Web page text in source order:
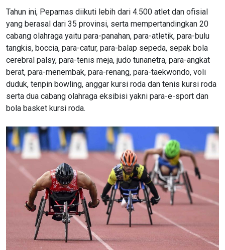
Tahun ini, Peparnas diikuti lebih dari 4.500 atlet dan ofisial
yang berasal dari 35 provinsi, serta mempertandingkan 20
cabang olahraga yaitu para-panahan, para-atletik, para-bulu
tangkis, boccia, para-catur, para-balap sepeda, sepak bola
cerebral palsy, para-tenis meja, judo tunanetra, para-angkat
berat, para-menembak, para-renang, para-taekwondo, voli
duduk, tenpin bowling, anggar kursi roda dan tenis kursi roda
serta dua cabang olahraga eksibisi yakni para-e-sport dan
bola basket kursi roda.